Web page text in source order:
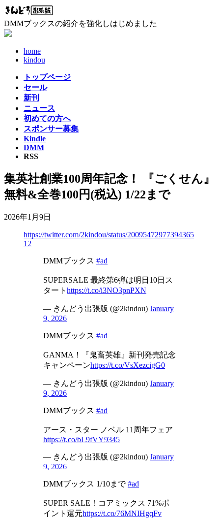
コ
テ
ン
ナ
ゲ
ー
DMMブックスの紹介を強化しはじめました
home
kindou
トップページ
セール
新刊
ニュース
初めての方へ
スポンサー募集
Kindle
DMM
RSS
集英社創業100周年記念！ 『ごくせん』
無料&全巻100円(税込) 1/22まで
2026年1月9日
https://twitter.com/2kindou/status/20095472977394365
12
DMMブックス #ad
SUPERSALE 最終第6弾は明日10日ス
タート https://t.co/i3NO3pnPXN
— きんどう出張版 (@2kindou) January
9, 2026
DMMブックス #ad
GANMA！『鬼畜英雄』新刊発売記念
キャンペーンhttps://t.co/VsXezcigG0
— きんどう出張版 (@2kindou) January
9, 2026
DMMブックス #ad
アース・スター ノベル 11周年フェア
https://t.co/bL9fVY9345
— きんどう出張版 (@2kindou) January
9, 2026
DMMブックス 1/10まで#ad
SUPER SALE！コアミックス 71%ポ
イント還元https://t.co/76MNIHgqFv